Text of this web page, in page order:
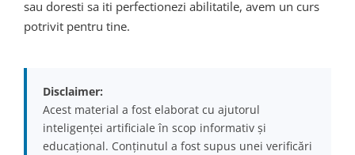
sau doresti sa iti perfectionezi abilitatile, avem un curs
potrivit pentru tine.
Disclaimer:
Acest material a fost elaborat cu ajutorul
inteligenței artificiale în scop informativ și
educațional. Conținutul a fost supus unei verificări